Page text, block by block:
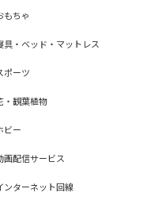
もちゃ
具・ベッド・マットレス
ポーツ
・観葉植物
ビー
画配信サービス
ンターネット回線